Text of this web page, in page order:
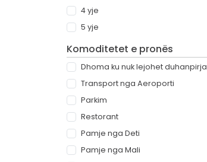
4 yje
5 yje
Komoditetet e pronës
Dhoma ku nuk lejohet duhanpirja
Transport nga Aeroporti
Parkim
Restorant
Pamje nga Deti
Pamje nga Mali